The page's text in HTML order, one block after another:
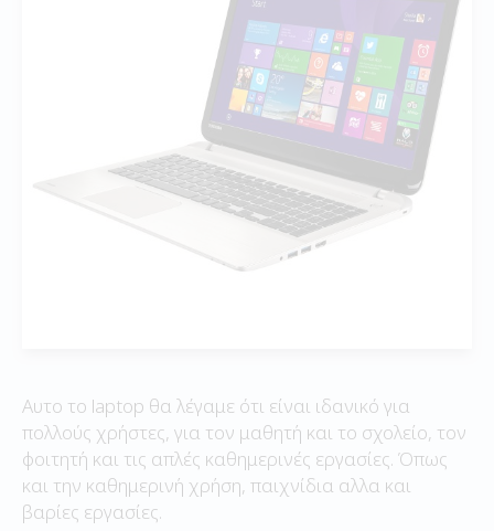
Αυτο το laptop θα λέγαμε ότι είναι ιδανικό για
πολλούς χρήστες, για τον μαθητή και το σχολείο, τον
φοιτητή και τις απλές καθημερινές εργασίες. Όπως
και την καθημερινή χρήση, παιχνίδια αλλα και
βαρίες εργασίες.